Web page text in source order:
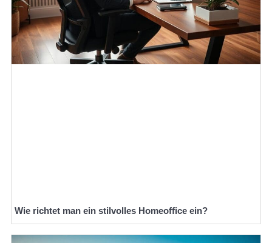
Wie richtet man ein stilvolles Homeoffice ein?